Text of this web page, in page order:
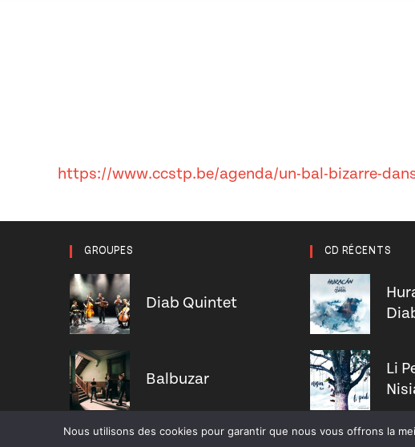
https://www.ccstp.be/agenda/un-bal-bizarre-
GROUPES
Diab Quintet
Balbuzar
CD RÉCENTS
Li
Nous utilisons des cookies pour garantir que nous vous offrons la